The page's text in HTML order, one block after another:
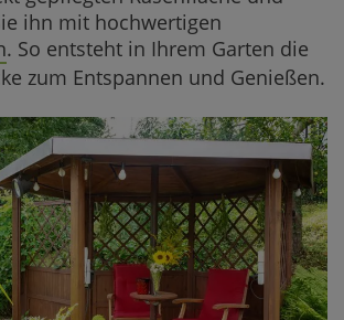
ihn mit hochwertigen
. So entsteht in Ihrem Garten die
zum Entspannen und Genießen.